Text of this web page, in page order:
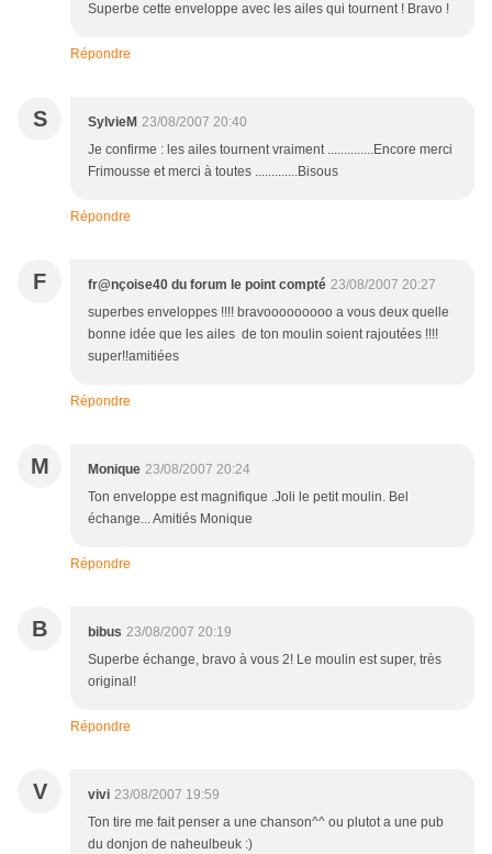
Superbe cette enveloppe avec les ailes qui tournent ! Bravo !
Répondre
S SylvieM 23/08/2007 20:40
Je confirme : les ailes tournent vraiment ..............Encore merci
Frimousse et merci à toutes .............Bisous
Répondre
F fr@nçoise40 du forum le point compté 23/08/2007 20:27
superbes enveloppes !!!! bravooooooooo a vous deux quelle
bonne idée que les ailes de ton moulin soient rajoutées !!!!
super!!amitiées
Répondre
M Monique 23/08/2007 20:24
Ton enveloppe est magnifique .Joli le petit moulin. Bel
échange... Amitiés Monique
Répondre
B bibus 23/08/2007 20:19
Superbe échange, bravo à vous 2! Le moulin est super, très
original!
Répondre
V vivi 23/08/2007 19:59
Ton tire me fait penser a une chanson^^ ou plutot a une pub
du donjon de naheulbeuk :)